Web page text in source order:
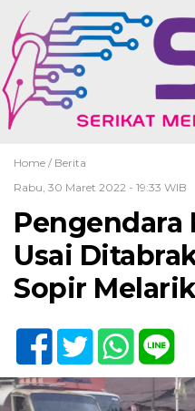
Home / Berita
Rabu, 30 Maret 2022 - 19:33 WIB
Pengendara
Usai
Sopir